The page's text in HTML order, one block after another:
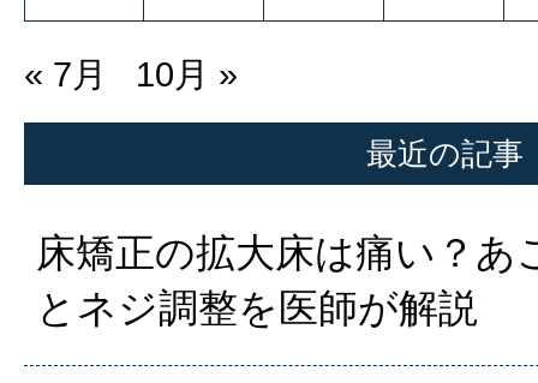
« 7月 10月 »
最近の記事
床矯正の拡大床は痛い？あ
とネジ調整を医師が解説